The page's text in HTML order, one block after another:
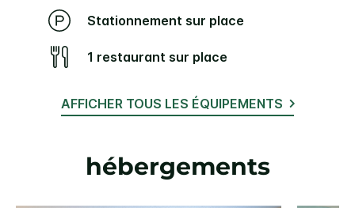
Stationnement sur place
1 restaurant sur place
AFFICHER TOUS LES ÉQUIPEMENTS
hébergements